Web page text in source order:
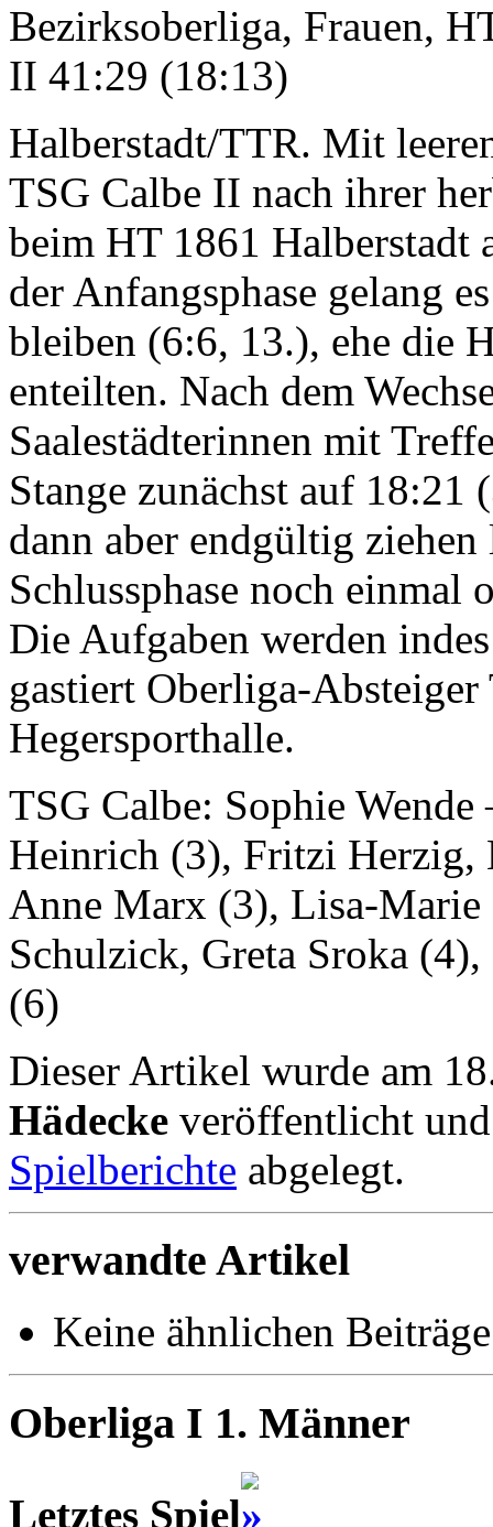
Bezirksoberliga, Frauen,
II 41:29 (18:13)
Halberstadt/TTR. Mit
TSG Calbe II nach ihrer
beim HT 1861 Halberstadt
der Anfangsphase gelang
bleiben (6:6, 13.), ehe die
enteilten. Nach dem
Saalestädterinnen mit
Stange zunächst auf 18:21
dann aber endgültig
Schlussphase noch einmal
Die Aufgaben werden
gastiert Oberliga-
Hegersporthalle.
TSG Calbe: Sophie
Heinrich (3), Fritzi Herzig,
Anne Marx (3), Lisa-Marie
Schulzick, Greta Sroka
(6)
Dieser Artikel wurde am
Hädecke veröffentlicht
Spielberichte abgelegt.
verwandte Artikel
Keine ähnlichen Beiträge
Oberliga I 1. Männer
Letztes Spiel